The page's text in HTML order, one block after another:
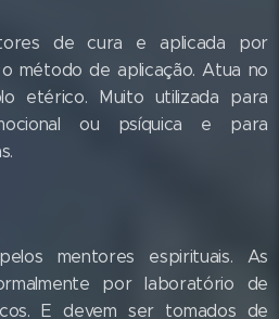
de cura e aplicada por
método de aplicação. Atua no
etérico. Muito utilizada para
ou psíquica e para
mentores espirituais. As
por laboratório de
E devem ser tomados de